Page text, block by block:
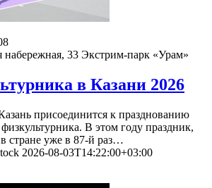
набережная, 33 Экстрим-парк «Урам»
в Казани 2026
присоединится к празднованию
В этом году праздник,
стране уже в 87-й раз…
2026-08-03T14:22:00+03:00